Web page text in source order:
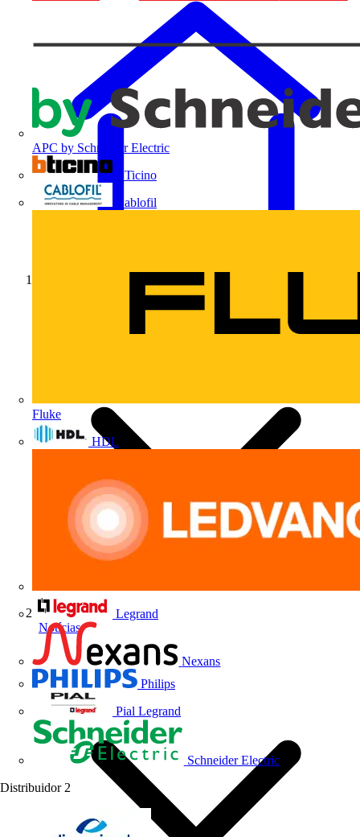
APC by Schneider Electric
BTicino
Cablofil
Fluke
HDL
Legrand
Nexans
Philips
Pial Legrand
Schneider Electric
Distribuidor 2
Notícias